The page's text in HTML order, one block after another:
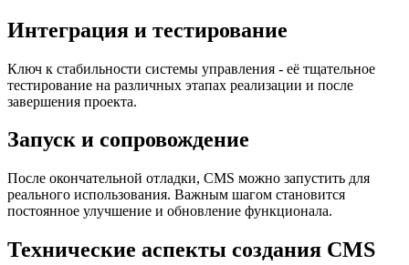
Интеграция и тестирование
Ключ к стабильности системы управления - её тщательное
тестирование на различных этапах реализации и после
завершения проекта.
Запуск и сопровождение
После окончательной отладки, CMS можно запустить для
реального использования. Важным шагом становится
постоянное улучшение и обновление функционала.
Технические аспекты создания CMS